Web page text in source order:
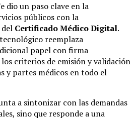
dio un paso clave en la
públicos con la
Certificado Médico Digital.
reemplaza
papel con firma
criterios de emisión y validación
y partes médicos en todo el
a sintonizar con las demandas
sino que responde a una